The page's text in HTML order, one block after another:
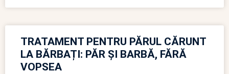
TRATAMENT PENTRU PĂRUL CĂRUNT
LA BĂRBAȚI: PĂR ȘI BARBĂ, FĂRĂ
VOPSEA